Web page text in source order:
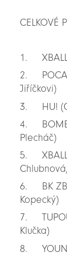
CELKOVÉ
1.
2.
Jiříčkovi)
3. HU!
4.
Plecháč)
5.
6. BK
Kopecký)
7.
Klučka)
8.